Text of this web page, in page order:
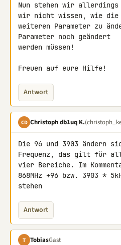
Nun stehen wir
wir nicht wissen, wie die
weiteren Parameter zu
Parameter noch geändert
werden müssen!
Freuen auf eure Hilfe!
Antwort
CD Christoph db1uq K.
Die 96 und 3903 ändern
Frequenz, das gilt für
vier Bereiche. Im
868MHz +96 bzw. 3903 *
stehen
Antwort
T TobiasGast